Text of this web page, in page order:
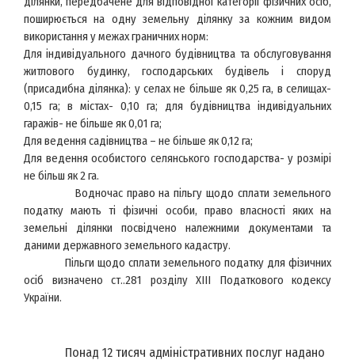
поширюється на одну земельну ділянку за кожним видом
використання у межах граничних норм:
Дляіндивідуального дачного будівництва та обслуговування
житлового будинку, господарських будівель і споруд
(присадибна ділянка): у селах не більше як 0,25 га, в селищах-
0,15 га; в містах- 0,10 га; для будівництва індивідуальних
гаражів- не більше як 0,01 га;
Для ведення садівництва – не більше як 0,12 га;
Для ведення особистого селянського господарства- у розмірі
не більш як 2 га.
Водночас право на пільгу щодо сплати земельного
податку мають ті фізичні особи, право власності яких на
земельні ділянки посвідчено належними документами та
даними державного земельного кадастру.
Пільги щодо сплати земельного податку для фізичних
осіб визначено ст..281 розділу ХІІІ Податкового кодексу
України.
Понад 12 тисяч адміністративних послуг надано